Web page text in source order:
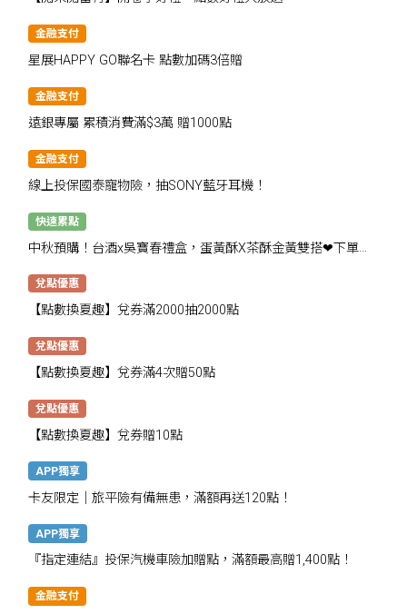
金融支付
星展HAPPY GO聯名卡 點數加碼3倍贈
金融支付
遠銀專屬 累積消費滿$3萬 贈1000點
金融支付
線上投保國泰寵物險，抽SONY藍牙耳機！
快速累點
中秋預購！台酒x吳寶春禮盒，蛋黃酥X茶酥金黃雙搭❤下單抽
兌點優惠
【點數換夏趣】兌券滿2000抽2000點
兌點優惠
【點數換夏趣】兌券滿4次贈50點
兌點優惠
【點數換夏趣】兌券贈10點
APP獨享
卡友限定│旅平險有備無患，滿額再送120點！
APP獨享
『指定連結』投保汽機車險加贈點，滿額最高贈1,400點！
金融支付